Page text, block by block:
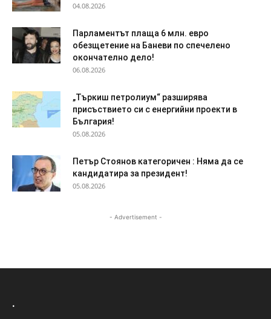
04.08.2026
Парламентът плаща 6 млн. евро
обезщетение на Баневи по спечелено
окончателно дело!
06.08.2026
„Търкиш петролиум“ разширява
присъствието си с енергийни проекти в
България!
05.08.2026
Петър Стоянов категоричен : Няма да се
кандидатира за президент!
05.08.2026
- Advertisement -
.